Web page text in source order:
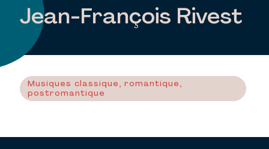
Jean-François Rivest
Musiques classique, romantique,
postromantique